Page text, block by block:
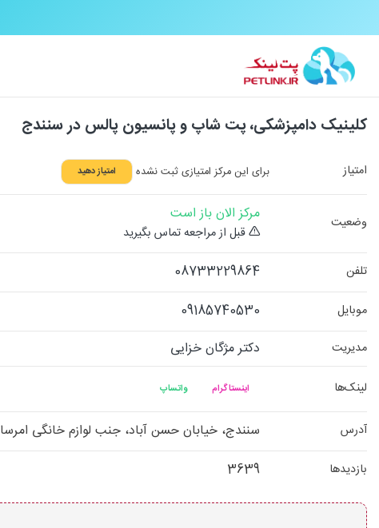
کلینیک دامپزشکی، پت شاپ و پانسیون پالس در سنندج
امتیاز برای این مرکز امتیازی ثبت نشده امتیاز دهید
وضعیت مرکز الان باز است
قبل از مراجعه تماس بگیرید
تلفن
08733229864
موبایل 09185740530
مدیریت دکتر مژگان خزایی
لینک‌ها واتساپ اینستاگرام
آدرس سنندج، خیابان حسن آباد، جنب لوازم خانگی
بازدیدها 3639